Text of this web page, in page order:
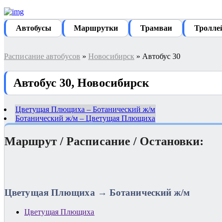
Автобуcы Маршрутки Трамваи
Расписание автобусов » Новосибирск » Автобус 30
Автобус 30, Новосибирск
Цветущая Плющиха – Ботанический ж/м
Ботанический ж/м – Цветущая Плющиха
Маршрут / Расписание / Остановки:
Цветущая Плющиха → Ботанический ж/м
Цветущая Плющиха